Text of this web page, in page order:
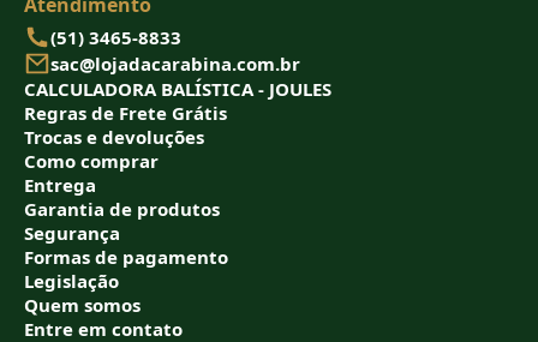
(51) 3465-8833
sac@lojadacarabina.com.br
CALCULADORA BALÍSTICA - JOULES
Regras de Frete Grátis
Trocas e devoluções
Como comprar
Entrega
Garantia de produtos
Segurança
Formas de pagamento
Legislação
Quem somos
Entre em contato